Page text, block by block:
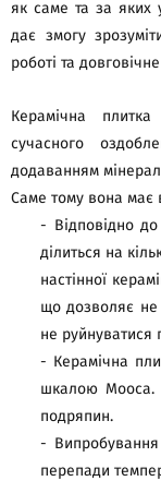
як саме та за яких
дає змогу
роботі та
Керамічна
сучасного
додаванням
Саме тому вона має
- Відповідно до
ділиться на
настінної
що дозволяє не
не руйнуватися
- Керамічна
шкалою Мооса.
подряпин.
-
перепади